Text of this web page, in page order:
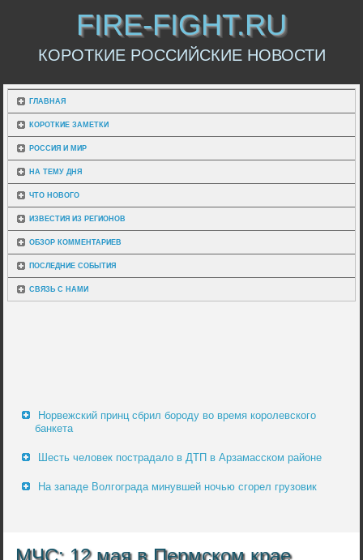
FIRE-FIGHT.RU
КОРОТКИЕ РОССИЙСКИЕ НОВОСТИ
ГЛАВНАЯ
КОРОТКИЕ ЗАМЕТКИ
РОССИЯ И МИР
НА ТЕМУ ДНЯ
ЧТО НОВОГО
ИЗВЕСТИЯ ИЗ РЕГИОНОВ
ОБЗОР КОММЕНТАРИЕВ
ПОСЛЕДНИЕ СОБЫТИЯ
СВЯЗЬ С НАМИ
Норвежский принц сбрил бороду во время королевского
банкета
Шесть человек пострадало в ДТП в Арзамасском районе
На западе Волгограда минувшей ночью сгорел грузовик